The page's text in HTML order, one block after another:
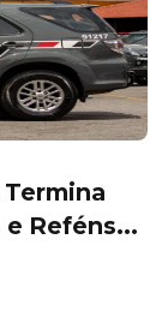
Termina
Reféns...